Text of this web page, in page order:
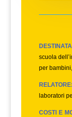
scuola
per
RELATORE:
laboratori
COSTI E